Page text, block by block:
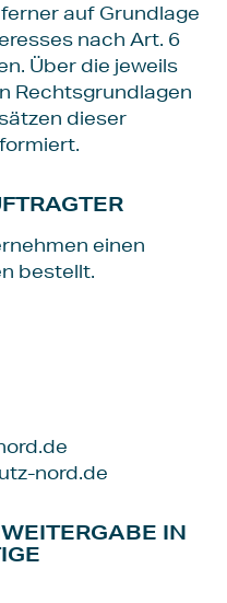
auf Grundlage
nach Art. 6
Über die jeweils
Rechtsgrundlagen
dieser
einen
bestellt.
nord.de
IN